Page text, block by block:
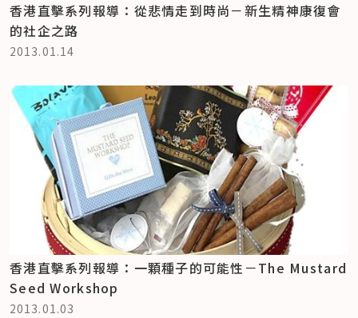
香港直擊系列報導：從悲情走到時尚－新生精神康復會
的社企之路
2013.01.14
香港直擊系列報導：一顆種子的可能性－The Mustard
Seed Workshop
2013.01.03